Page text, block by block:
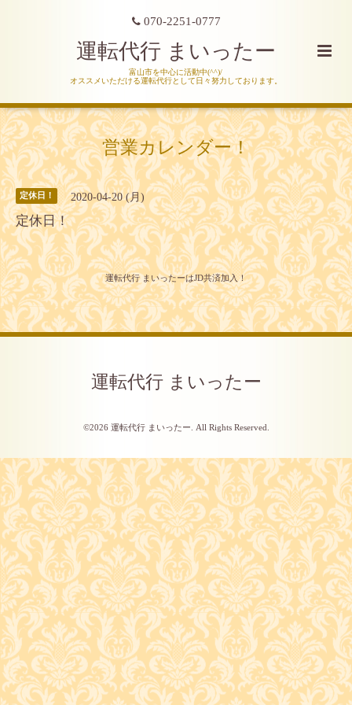
070-2251-0777
運転代行 まいったー
富山市を中心に活動中(^^)/
オススメいただける運転代行として日々努力しております。
営業カレンダー！
定休日！ 2020-04-20 (月)
定休日！
運転代行 まいったーはJD共済加入！
運転代行 まいったー
©2026 運転代行 まいったー . All Rights Reserved.